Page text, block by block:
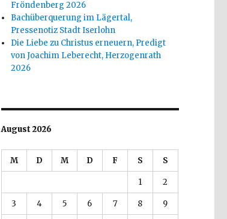
Fröndenberg 2026
Bachüberquerung im Lägertal,
Pressenotiz Stadt Iserlohn
Die Liebe zu Christus erneuern, Predigt
von Joachim Leberecht, Herzogenrath
2026
August 2026
M D M D F S S
1 2
3 4 5 6 7 8 9